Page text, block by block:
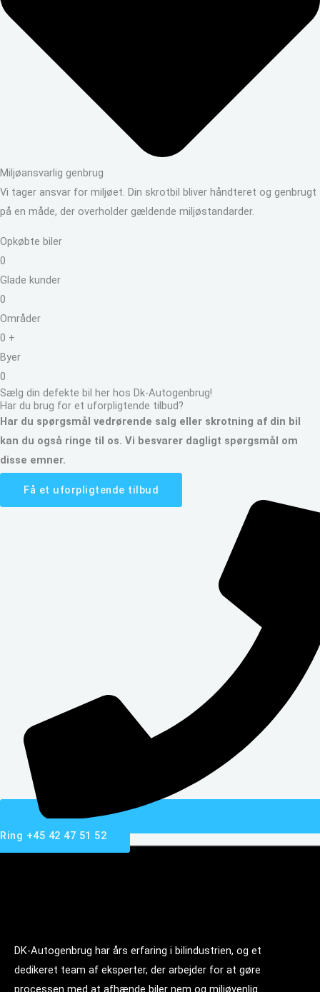
Miljøansvarlig genbrug
Vi tager ansvar for miljøet. Din skrotbil bliver håndteret og genbrugt
på en måde, der overholder gældende miljøstandarder.
Opkøbte biler
0
Glade kunder
0
Områder
0 +
Byer
0
Sælg din defekte bil her hos Dk-Autogenbrug!
Har du brug for et uforpligtende tilbud?
Har du spørgsmål vedrørende salg eller skrotning af din bil
kan du også ringe til os. Vi besvarer dagligt spørgsmål om
disse emner.
Få et uforpligtende tilbud
Ring +45 42 47 51 52
DK-Autogenbrug har års erfaring i bilindustrien, og et
dedikeret team af eksperter, der arbejder for at gøre